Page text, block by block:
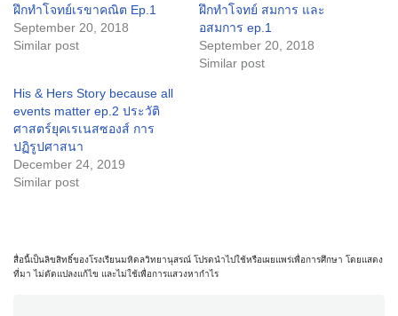
ฝึกทำโจทย์เรขาคณิต Ep.1
September 20, 2018
Similar post
ฝึกทำโจทย์ สมการ และ
อสมการ ep.1
September 20, 2018
Similar post
His & Hers Story because all
events matter ep.2 ประวัติ
ศาสตร์ยุคเรเนสซองส์ การ
ปฏิรูปศาสนา
December 24, 2019
Similar post
สื่อนี้เป็นลิขสิทธิ์ของโรงเรียนมหิดลวิทยานุสรณ์ โปรดนำไปใช้หรือเผยแพร่เพื่อการศึกษา โดยแสดง
ที่มา ไม่ดัดแปลงแก้ไข และไม่ใช้เพื่อการแสวงหากำไร